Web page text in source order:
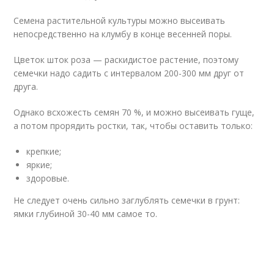
Семена растительной культуры можно высеивать
непосредственно на клумбу в конце весенней поры.
Цветок шток роза — раскидистое растение, поэтому
семечки надо садить с интервалом 200-300 мм друг от
друга.
Однако всхожесть семян 70 %, и можно высеивать гуще,
а потом прорядить ростки, так, чтобы оставить только:
крепкие;
яркие;
здоровые.
Не следует очень сильно заглублять семечки в грунт:
ямки глубиной 30-40 мм самое то.